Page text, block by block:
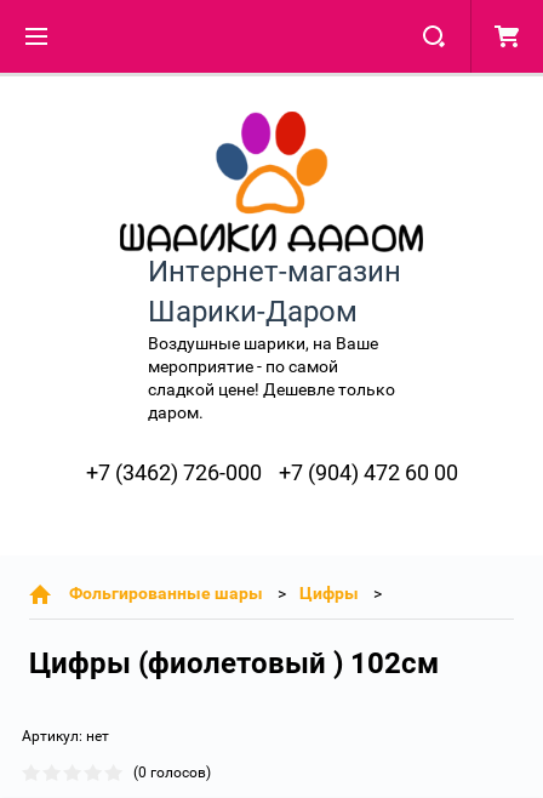
Интернет-магазин
Шарики-Даром
Воздушные шарики, на Ваше
мероприятие - по самой
сладкой цене! Дешевле только
даром.
+7 (3462) 726-000 +7 (904) 472 60 00
Фольгированные шары Цифры
Цифры (фиолетовый ) 102см
Артикул: нет
(0 голосов)